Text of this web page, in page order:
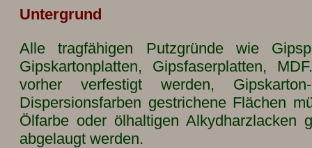
Untergrund
Alle tragfähigen Putzgründe wie
Gipskartonplatten, Gipsfaserplatten,
vorher verfestigt werden,
Dispersionsfarben gestrichene Flächen
Ölfarbe oder ölhaltigen Alkydharzlacken
abgelaugt werden.